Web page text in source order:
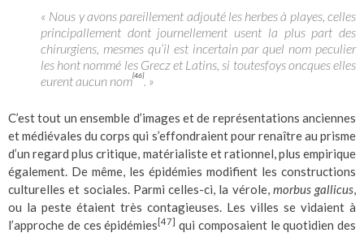
« Nous y avons pareillement adjouté les herbes à playes, celles
principallement dont journellement usent la plus part des
chirurgiens, mesmes qu’il est incertain par quel nom peculier
les hont nommé les Grecz et Latins, si toutesfoys oncques elles
eurent aucun nom[46] . »
C’est tout un ensemble d’images et de représentations anciennes
et médiévales du corps qui s’effondraient pour renaître au prisme
d’un regard plus critique, matérialiste et rationnel, plus empirique
également. De même, les épidémies modifient les constructions
culturelles et sociales. Parmi celles-ci, la vérole, morbus gallicus,
ou la peste étaient très contagieuses. Les villes se vidaient à
l’approche de ces épidémies [47] qui composaient le quotidien des